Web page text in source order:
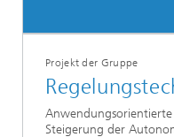
Projekt der Gruppe
Steigerung der